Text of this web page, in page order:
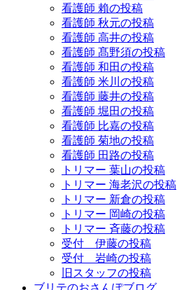
看護師 賴の投稿
看護師 秋元の投稿
看護師 高井の投稿
看護師 髙野須の投稿
看護師 和田の投稿
看護師 米川の投稿
看護師 藤井の投稿
看護師 堀田の投稿
看護師 比嘉の投稿
看護師 菊地の投稿
看護師 田路の投稿
トリマー 葉山の投稿
トリマー 海老沢の投稿
トリマー 新倉の投稿
トリマー 岡崎の投稿
トリマー 斉藤の投稿
受付 伊藤の投稿
受付 岩崎の投稿
旧スタッフの投稿
ブリテのおさんぽブログ